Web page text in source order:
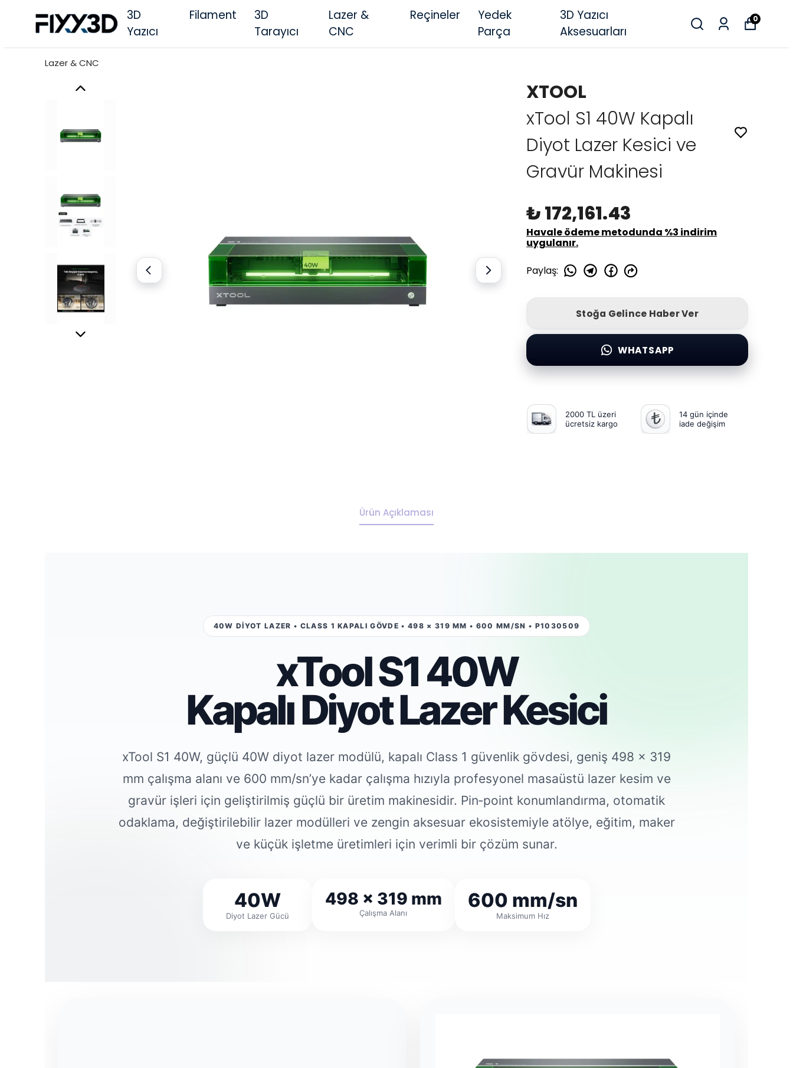
3D
Yazıcı
Filament
3D
Tarayıcı
Lazer &
CNC
Reçineler
Yedek
Parça
3D Yazıcı
Aksesuarları
0
Lazer & CNC
XTOOL
xTool S1 40W Kapalı
Diyot Lazer Kesici ve
Gravür Makinesi
₺ 172,161.43
Havale ödeme metodunda %3 indirim
uygulanır.
Paylaş:
Stoğa Gelince Haber Ver
WHATSAPP
2000 TL üzeri
ücretsiz kargo
14 gün içinde
iade değişim
Ürün Açıklaması
40W DİYOT LAZER • CLASS 1 KAPALI GÖVDE • 498 × 319 MM • 600 MM/SN • P1030509
xTool S1 40W
Kapalı Diyot Lazer Kesici
xTool S1 40W, güçlü 40W diyot lazer modülü, kapalı Class 1 güvenlik gövdesi, geniş 498 × 319
mm çalışma alanı ve 600 mm/sn’ye kadar çalışma hızıyla profesyonel masaüstü lazer kesim ve
gravür işleri için geliştirilmiş güçlü bir üretim makinesidir. Pin‑point konumlandırma, otomatik
odaklama, değiştirilebilir lazer modülleri ve zengin aksesuar ekosistemiyle atölye, eğitim, maker
ve küçük işletme üretimleri için verimli bir çözüm sunar.
40W
Diyot Lazer Gücü
498 × 319 mm
Çalışma Alanı
600 mm/sn
Maksimum Hız